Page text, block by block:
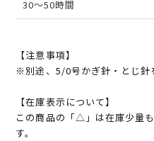
30～50時間
【注意事項】
※別途、5/0号かぎ針・とじ針
【在庫表示について】
この商品の「△」は在庫少量
す。